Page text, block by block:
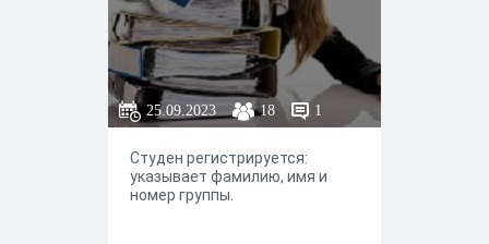
25.09.2023 18 1
Студен регистрируется:
указывает фамилию, имя и
номер группы.